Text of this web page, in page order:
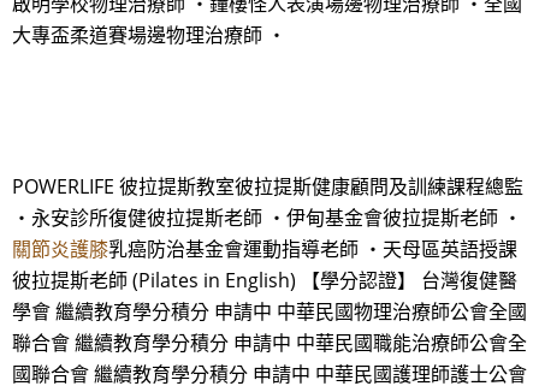
大專盃柔道賽場邊物理治療師 ・
POWERLIFE 彼拉提斯教室彼拉提斯健康顧問及訓練課程總監
・永安診所復健彼拉提斯老師 ・伊甸基金會彼拉提斯老師 ・
關節炎護膝乳癌防治基金會運動指導老師 ・天母區英語授課
彼拉提斯老師 (Pilates in English) 【學分認證】 台灣復健醫
學會 繼續教育學分積分 申請中 中華民國物理治療師公會全國
聯合會 繼續教育學分積分 申請中 中華民國職能治療師公會全
國聯合會 繼續教育學分積分 申請中 中華民國護理師護士公會